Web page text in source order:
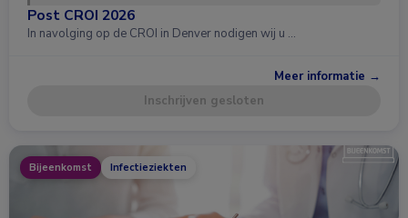
Post CROI 2026
In navolging op de CROI in Denver nodigen wij u …
Meer informatie →
Inschrijven gesloten
Bijeenkomst Infectieziekten